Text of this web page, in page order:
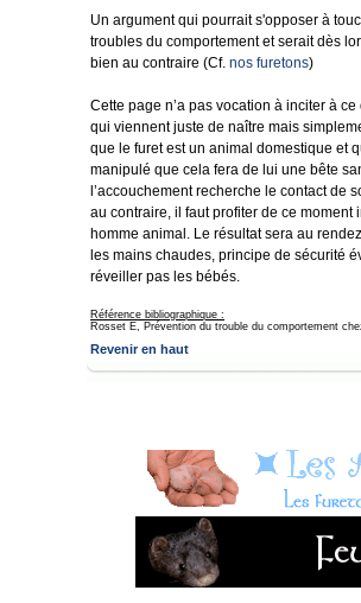
Un argument qui pourrait s'opposer à
troubles du comportement et serait dès
bien au contraire (Cf. nos furetons)
Cette page n’a pas vocation à inciter à
qui viennent juste de naître mais
que le furet est un animal domestique et
manipulé que cela fera de lui une bête
l’accouchement recherche le contact de
au contraire, il faut profiter de ce
homme animal. Le résultat sera au
les mains chaudes, principe de sécurité
réveiller pas les bébés.
Référence bibliographique :
Rosset E, Prévention du trouble du comportement
Revenir en haut